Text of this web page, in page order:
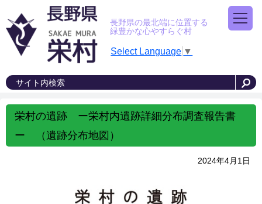
長野県の最北端に位置する
緑豊かな心やすらぐ村
Select Language ▼
栄村の遺跡 ー栄村内遺跡詳細分布調査報告書
ー （遺跡分布地図）
2024年4月1日